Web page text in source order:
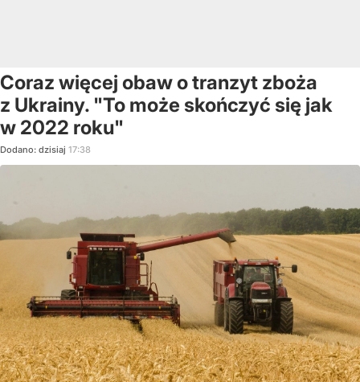
Coraz więcej obaw o tranzyt zboża
z Ukrainy. "To może skończyć się jak
w 2022 roku"
Dodano: dzisiaj 17:38